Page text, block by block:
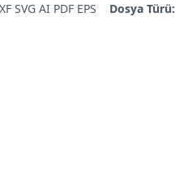
SVG AI PDF EPS Dosya Türü: